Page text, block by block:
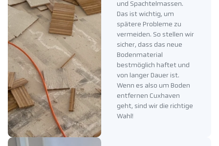
und Spachtelmassen.
Das ist wichtig, um
spätere Probleme zu
vermeiden. So stellen wir
sicher, dass das neue
Bodenmaterial
bestmöglich haftet und
von langer Dauer ist.
Wenn es also um Boden
entfernen Cuxhaven
geht, sind wir die richtige
Wahl!